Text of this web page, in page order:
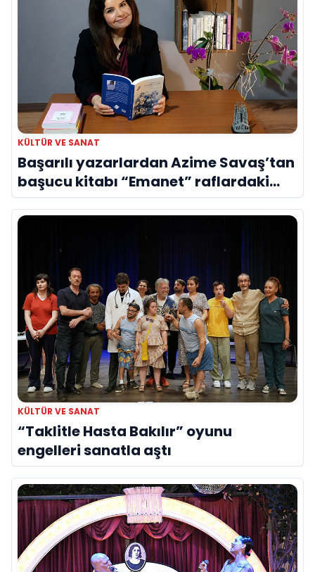
KÜLTÜR VE SANAT
Başarılı yazarlardan Azime Savaş’tan
başucu kitabı “Emanet” raflardaki
yerini aldı
KÜLTÜR VE SANAT
“Taklitle Hasta Bakılır” oyunu
engelleri sanatla aştı